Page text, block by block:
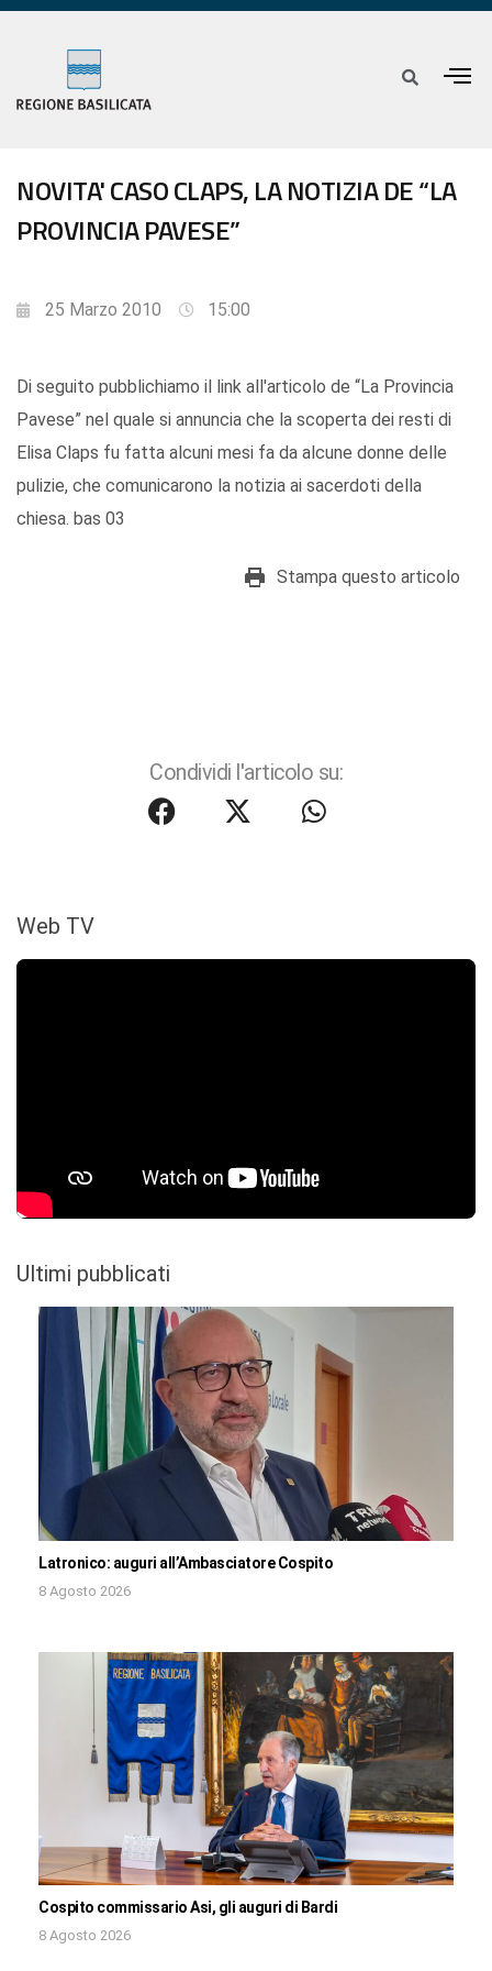
NOVITA' CASO CLAPS, LA NOTIZIA DE “LA
PROVINCIA PAVESE”
25 Marzo 2010 15:00
Di seguito pubblichiamo il link all'articolo de “La Provincia
Pavese” nel quale si annuncia che la scoperta dei resti di
Elisa Claps fu fatta alcuni mesi fa da alcune donne delle
pulizie, che comunicarono la notizia ai sacerdoti della
chiesa. bas 03
Stampa questo articolo
Condividi l'articolo su:
Web TV
Ultimi pubblicati
Latronico: auguri all’Ambasciatore Cospito
8 Agosto 2026
Cospito commissario Asi, gli auguri di Bardi
8 Agosto 2026